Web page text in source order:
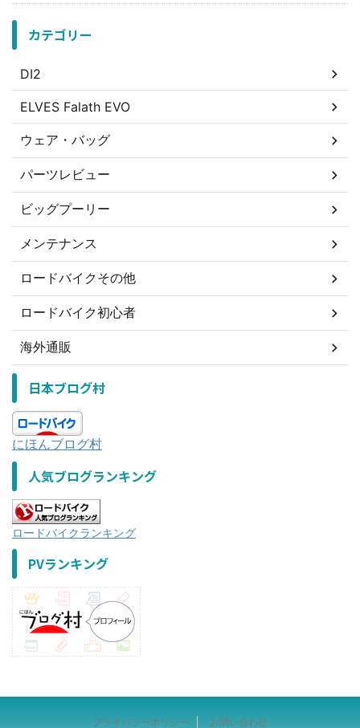
カテゴリー
DI2
ELVES Falath EVO
ウェア・バッグ
パーツレビュー
ビッグプーリー
メンテナンス
ロードバイクその他
ロードバイク初心者
海外通販
日本ブログ村
にほんブログ村
人気ブログランキング
ロードバイクランキング
PVランキング
プライバシーポリシー お問い合わせ